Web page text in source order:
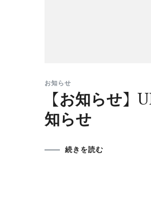
お知らせ
【お知らせ】
知らせ
続きを読む